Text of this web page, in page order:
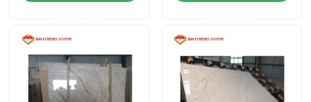
Πέτρινες πλάκες γρανίτη